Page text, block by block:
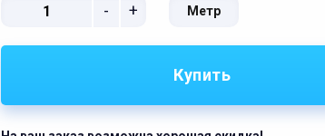
- + Метр
Купить